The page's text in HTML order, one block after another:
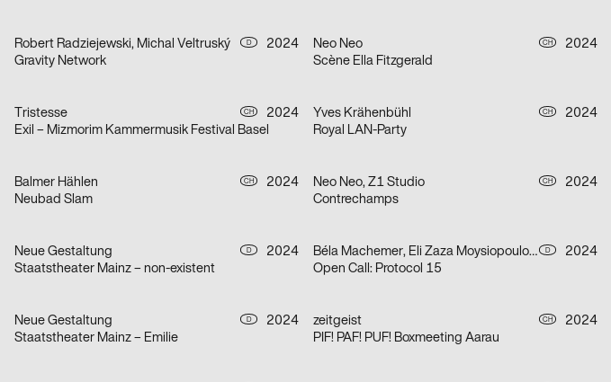
Robert Radziejewski, Michal Veltruský D
2024
Gravity Network
Neo Neo CH
2024
Scène Ella Fitzgerald
Tristesse CH
2024
Exil – Mizmorim Kammermusik Festival Basel
Yves Krähenbühl CH
2024
Royal LAN-Party
Balmer Hählen CH
2024
Neubad Slam
Neo Neo, Z1 Studio CH
2024
Contrechamps
Neue Gestaltung D
2024
Staatstheater Mainz – non-existent
Béla Machemer, Eli Zaza Moysiopoulou, Nora Veismann, Konstantin Wagner, Gerrit Ludwig D
2024
Open Call: Protocol 15
Neue Gestaltung D
2024
Staatstheater Mainz – Emilie
zeitgeist CH
2024
PIF! PAF! PUF! Boxmeeting Aarau